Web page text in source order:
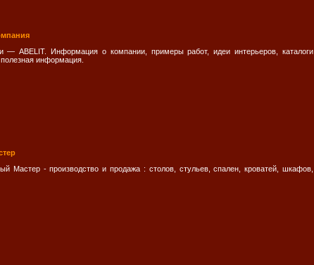
— ABELIT. Информация о компании, примеры работ, идеи интерьеров, каталоги
информация.
Мастер - производство и продажа : столов, стульев, спален, кроватей, шкафов,